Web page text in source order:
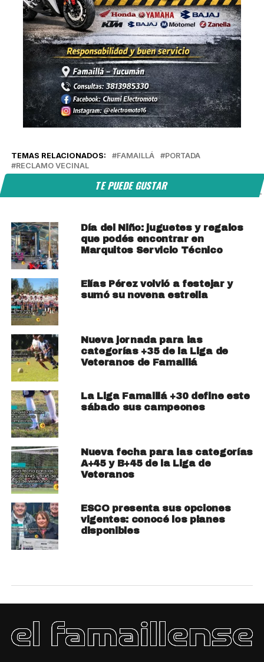
TEMAS RELACIONADOS: FAMAILLÁ
PORTADA
RECLAMO VECINAL
TE PUEDE GUSTAR
Día del Niño: juguetes y regalos
que podés encontrar en
Marquitos Servicio Técnico
Elías Pérez volvió a festejar y
sumó su novena estrella
Nueva jornada para las
categorías +35 de la Liga de
Veteranos de Famaillá
La Liga Famaillá +30 define este
sábado sus campeones
Nueva fecha para las categorías
A+45 y B+45 de la Liga de
Veteranos
ESCO presenta sus opciones
vigentes: conocé los planes
disponibles